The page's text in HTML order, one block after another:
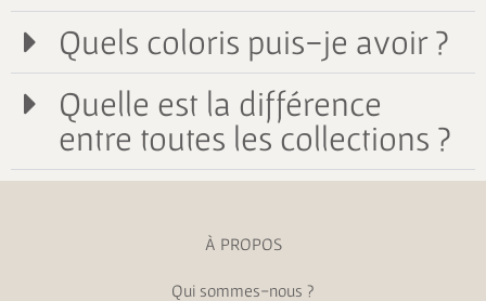
Quels coloris puis-je avoir ?
Quelle est la différence
entre toutes les collections ?
À PROPOS
Qui sommes-nous ?